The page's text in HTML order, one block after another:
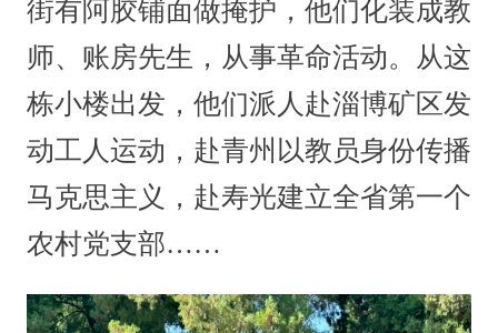
街有阿胶铺面做掩护，他们化装成教
师、账房先生，从事革命活动。从这
栋小楼出发，他们派人赴淄博矿区发
动工人运动，赴青州以教员身份传播
马克思主义，赴寿光建立全省第一个
农村党支部……